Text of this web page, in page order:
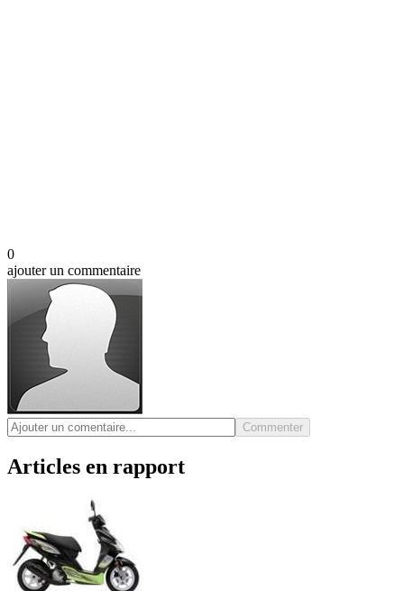
0
ajouter un commentaire
Commenter
Articles en rapport